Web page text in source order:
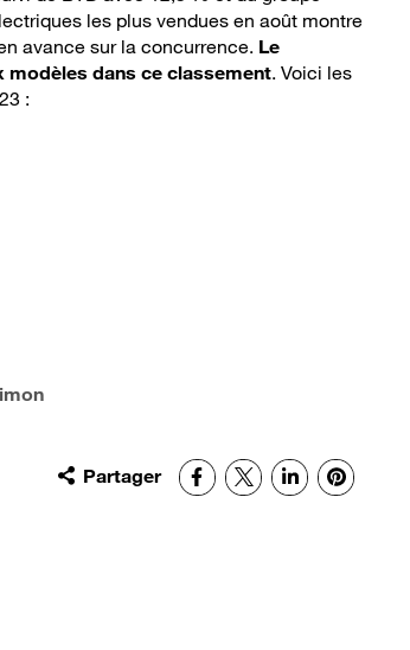
les plus vendues en août montre
avance sur la concurrence. Le
dans ce classement. Voici les
:
Partager Facebook
X LinkedInPinterest